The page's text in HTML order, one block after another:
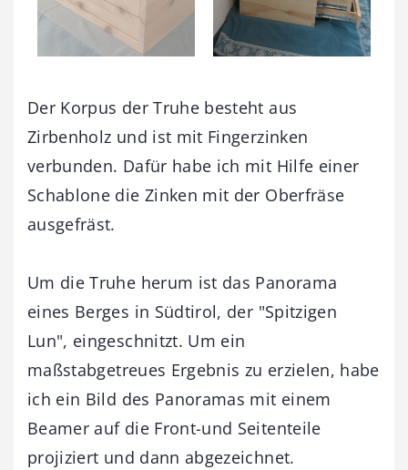
Der Korpus der Truhe besteht aus
Zirbenholz und ist mit Fingerzinken
verbunden. Dafür habe ich mit Hilfe einer
Schablone die Zinken mit der Oberfräse
ausgefräst.
Um die Truhe herum ist das Panorama
eines Berges in Südtirol, der "Spitzigen
Lun", eingeschnitzt. Um ein
maßstabgetreues Ergebnis zu erzielen, habe
ich ein Bild des Panoramas mit einem
Beamer auf die Front-und Seitenteile
projiziert und dann abgezeichnet.